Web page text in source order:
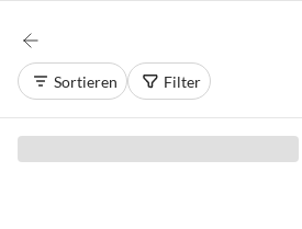
Sortieren Filter